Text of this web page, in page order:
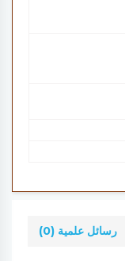
رسائل علمية (0)